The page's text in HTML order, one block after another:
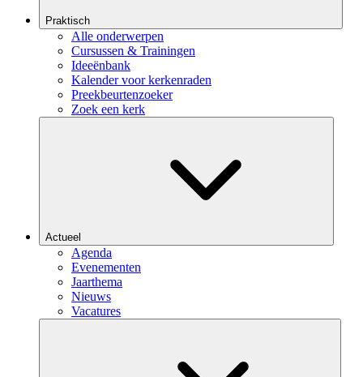
Praktisch
Alle onderwerpen
Cursussen & Trainingen
Ideeënbank
Kalender voor kerkenraden
Preekbeurtenzoeker
Zoek een kerk
Actueel
Agenda
Evenementen
Jaarthema
Nieuws
Vacatures